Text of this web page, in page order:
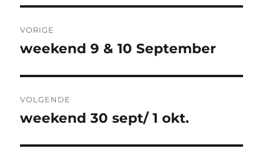
navigatie
VORIGE
Vorig
weekend 9 & 10 September
VOLGENDE
Volgend
weekend 30 sept/ 1 okt.